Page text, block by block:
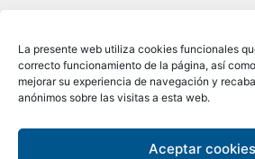
La presente web utiliza cookies funcionales
correcto funcionamiento de la página, así
mejorar su experiencia de navegación y
anónimos sobre las visitas a esta web.
Aceptar cookies
Copyright © 2026